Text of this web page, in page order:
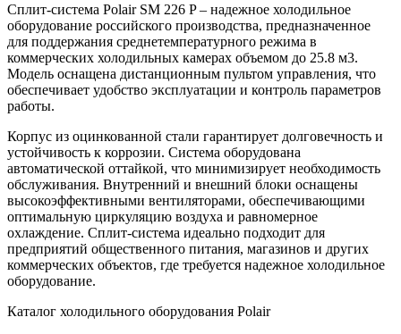
Сплит-система Polair SM 226 P – надежное холодильное
оборудование российского производства, предназначенное
для поддержания среднетемпературного режима в
коммерческих холодильных камерах объемом до 25.8 м3.
Модель оснащена дистанционным пультом управления, что
обеспечивает удобство эксплуатации и контроль параметров
работы.
Корпус из оцинкованной стали гарантирует долговечность и
устойчивость к коррозии. Система оборудована
автоматической оттайкой, что минимизирует необходимость
обслуживания. Внутренний и внешний блоки оснащены
высокоэффективными вентиляторами, обеспечивающими
оптимальную циркуляцию воздуха и равномерное
охлаждение. Сплит-система идеально подходит для
предприятий общественного питания, магазинов и других
коммерческих объектов, где требуется надежное холодильное
оборудование.
Каталог холодильного оборудования Polair